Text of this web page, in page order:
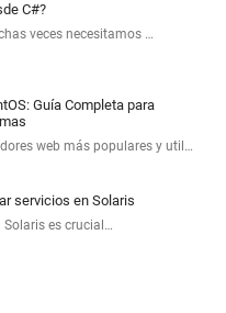
C#?
veces necesitamos …
Guía Completa para
web más populares y util…
servicios en Solaris
Solaris es crucial…